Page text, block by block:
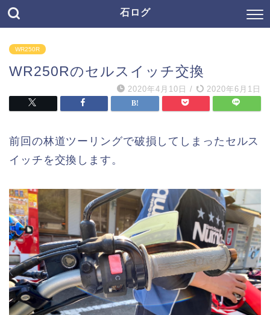
石ログ
WR250R
WR250Rのセルスイッチ交換
2020年4月10日 / 2020年6月1日
前回の林道ツーリングで破損してしまったセルス
イッチを交換します。